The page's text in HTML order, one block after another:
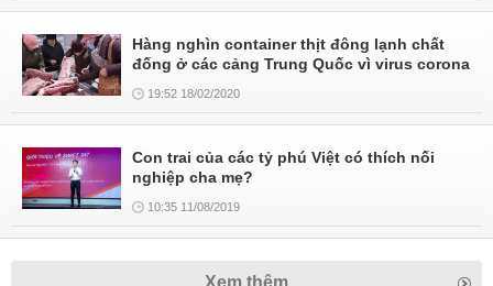
Hàng nghìn container thịt đông lạnh chất
đống ở các cảng Trung Quốc vì virus corona
19:52 18/02/2020
Con trai của các tỷ phú Việt có thích nối
nghiệp cha mẹ?
10:35 11/08/2019
Xem thêm